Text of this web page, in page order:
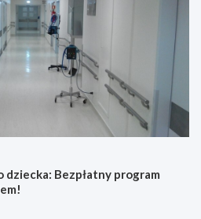
Bezpłatny program